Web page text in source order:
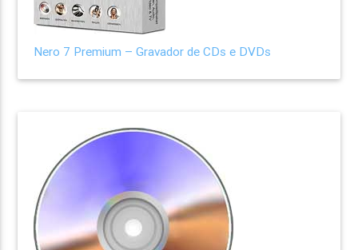
Nero 7 Premium – Gravador de CDs e DVDs